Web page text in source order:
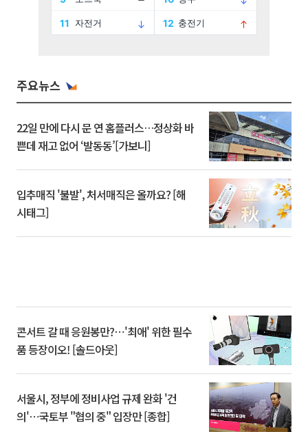
주요뉴스
22일 만에 다시 문 연 홈플러스…정상화 바
쁜데 재고 없어 ‘발동동’[가보니]
입추매직 '불발', 처서매직은 올까요? [해
시태그]
콘서트 갈 때 응원봉만?⋯'최애' 위한 필수
품 등장이오! [솔드아웃]
서울시, 정부에 정비사업 규제 완화 '건
의'⋯국토부 "협의 중" 입장만 [종합]